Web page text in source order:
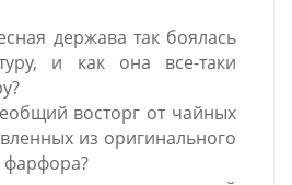
держава так боялась
и как она все-таки
восторг от чайных
из оригинального
фарфора?